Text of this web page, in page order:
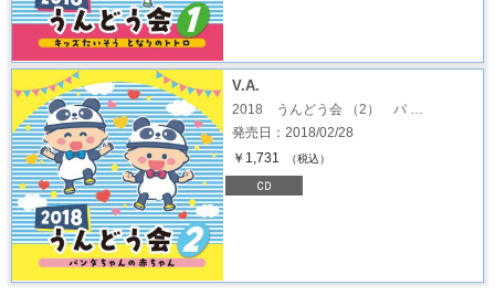
V.A.
2018 うんどう会 （2） パ …
発売日：2018/02/28
￥1,731
（税込）